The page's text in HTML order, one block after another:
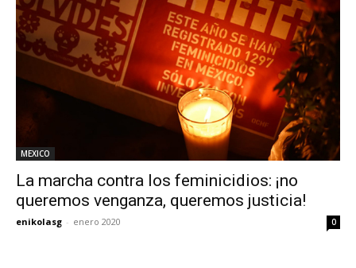
MEXICO
La marcha contra los feminicidios: ¡no
queremos venganza, queremos justicia!
enikolasg - enero 2020 0